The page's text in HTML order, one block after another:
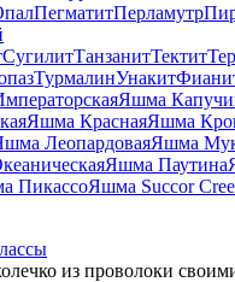
ПегматитПерламутр
СугилитТанзанитТектит
ТурмалинУнакит
Яшма
Яшма КраснаяЯшма
ЛеопардоваяЯшма
Яшма Паутина
ПикассоЯшма Succor
из проволоки